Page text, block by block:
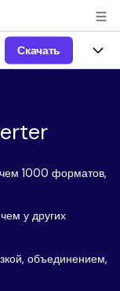
Скачать
1000 форматов,
у других
объединением,